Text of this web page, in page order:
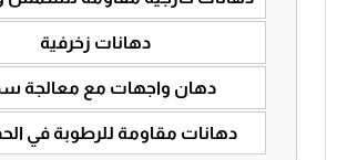
دهانات زخرفية
دهان واجهات مع معالجة
دهانات مقاومة للرطوبة في